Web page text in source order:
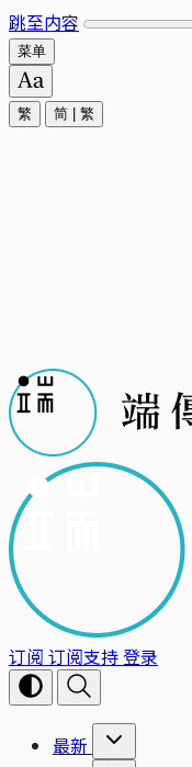
跳至内容
菜单
繁 简 繁
订阅 订阅支持登录
最新